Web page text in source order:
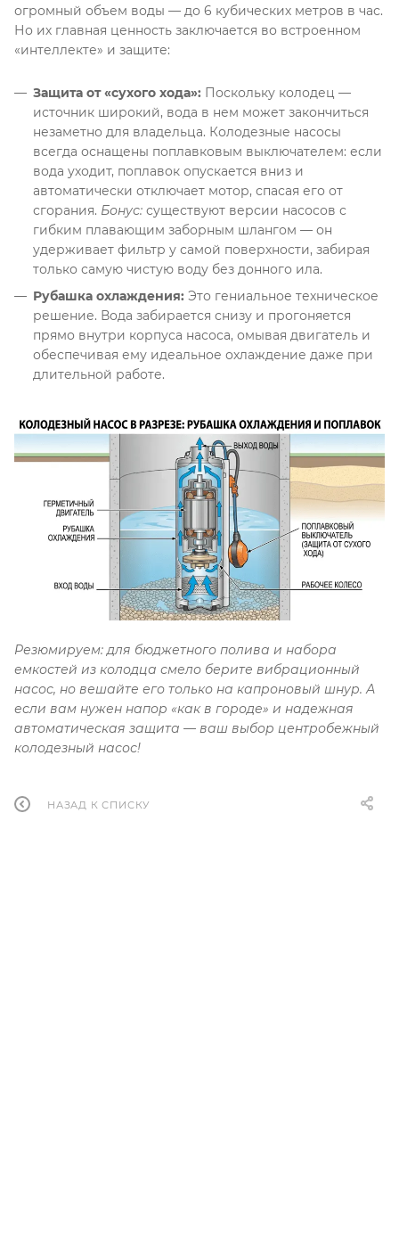
огромный объем воды — до 6 кубических метров в час.
Но их главная ценность заключается во встроенном
«интеллекте» и защите:
Защита от «сухого хода»: Поскольку колодец —
источник широкий, вода в нем может закончиться
незаметно для владельца. Колодезные насосы
всегда оснащены поплавковым выключателем: если
вода уходит, поплавок опускается вниз и
автоматически отключает мотор, спасая его от
сгорания. Бонус: существуют версии насосов с
гибким плавающим заборным шлангом — он
удерживает фильтр у самой поверхности, забирая
только самую чистую воду без донного ила.
Рубашка охлаждения: Это гениальное техническое
решение. Вода забирается снизу и прогоняется
прямо внутри корпуса насоса, омывая двигатель и
обеспечивая ему идеальное охлаждение даже при
длительной работе.
Резюмируем: для бюджетного полива и набора
емкостей из колодца смело берите вибрационный
насос, но вешайте его только на капроновый шнур. А
если вам нужен напор «как в городе» и надежная
автоматическая защита — ваш выбор центробежный
колодезный насос!
НАЗАД К СПИСКУ